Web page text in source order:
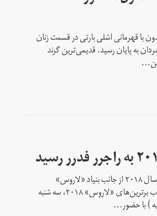
با قهرمانی اشلی بارتی در قسمت زنان
به پایان رسید. قدیمی‌ترین گرند
برترین‌های ورزش جهان درسال ۲۰۱۸ از جانب بنیاد «لاروس»
انتخاب شدند. مراسم انتخاب برترین‌های «لاروس» ۲۰۱۸، سه شنبه